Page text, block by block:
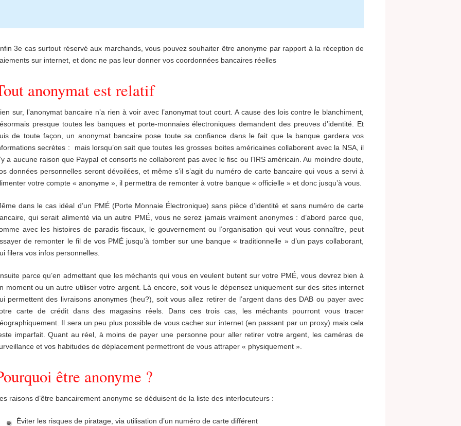
3e cas surtout réservé aux marchands, vous pouvez souhaiter être anonyme par rapport à la réception de
sur internet, et donc ne pas leur donner vos coordonnées bancaires réelles
anonymat est relatif
sur, l’anonymat bancaire n’a rien à voir avec l’anonymat tout court. A cause des lois contre le blanchiment,
presque toutes les banques et porte-monnaies électroniques demandent des preuves d’identité. Et
de toute façon, un anonymat bancaire pose toute sa confiance dans le fait que la banque gardera vos
secrètes : mais lorsqu’on sait que toutes les grosses boites américaines collaborent avec la NSA, il
a aucune raison que Paypal et consorts ne collaborent pas avec le fisc ou l’IRS américain. Au moindre doute,
données personnelles seront dévoilées, et même s’il s’agit du numéro de carte bancaire qui vous a servi à
votre compte « anonyme », il permettra de remonter à votre banque « officielle » et donc jusqu’à vous.
dans le cas idéal d’un PMÉ (Porte Monnaie Électronique) sans pièce d’identité et sans numéro de carte
qui serait alimenté via un autre PMÉ, vous ne serez jamais vraiment anonymes : d’abord parce que,
avec les histoires de paradis fiscaux, le gouvernement ou l’organisation qui veut vous connaître, peut
de remonter le fil de vos PMÉ jusqu’à tomber sur une banque « traditionnelle » d’un pays collaborant,
filera vos infos personnelles.
parce qu’en admettant que les méchants qui vous en veulent butent sur votre PMÉ, vous devrez bien à
moment ou un autre utiliser votre argent. Là encore, soit vous le dépensez uniquement sur des sites internet
permettent des livraisons anonymes (heu?), soit vous allez retirer de l’argent dans des DAB ou payer avec
carte de crédit dans des magasins réels. Dans ces trois cas, les méchants pourront vous tracer
Il sera un peu plus possible de vous cacher sur internet (en passant par un proxy) mais cela
imparfait. Quant au réel, à moins de payer une personne pour aller retirer votre argent, les caméras de
et vos habitudes de déplacement permettront de vous attraper « physiquement ».
être anonyme ?
raisons d’être bancairement anonyme se déduisent de la liste des interlocuteurs :
Éviter les risques de piratage, via utilisation d’un numéro de carte différent